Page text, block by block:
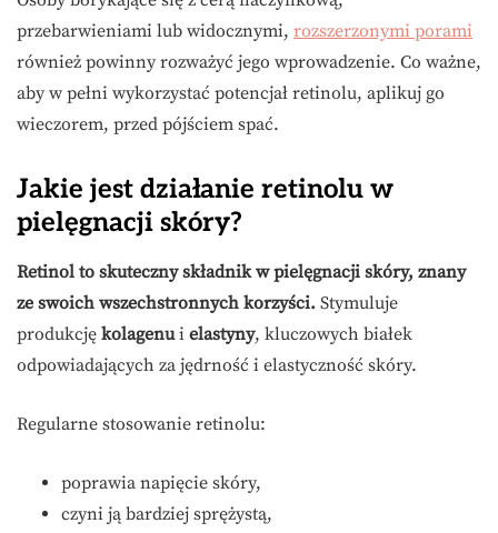
przebarwieniami lub widocznymi, rozszerzonymi porami
również powinny rozważyć jego wprowadzenie. Co ważne,
aby w pełni wykorzystać potencjał retinolu, aplikuj go
wieczorem, przed pójściem spać.
Jakie jest działanie retinolu w
pielęgnacji skóry?
Retinol to skuteczny składnik w pielęgnacji skóry, znany
ze swoich wszechstronnych korzyści. Stymuluje
produkcję kolagenui elastyny, kluczowych białek
odpowiadających za jędrność i elastyczność skóry.
Regularne stosowanie retinolu:
poprawia napięcie skóry,
czyni ją bardziej sprężystą,